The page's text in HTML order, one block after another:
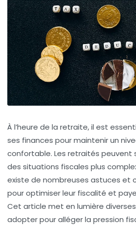
À l’heure de la retraite, il est
ses finances pour maintenir un
confortable. Les retraités peuvent
des situations fiscales plus
existe de nombreuses astuces et
pour optimiser leur fiscalité et
Cet article met en lumière
adopter pour alléger la pression